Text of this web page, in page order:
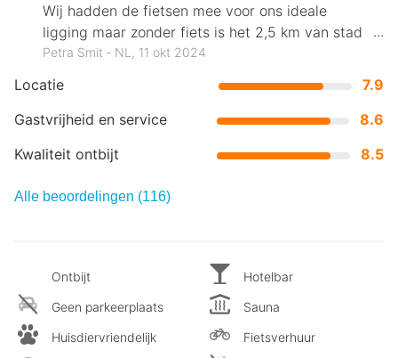
Locatie
7.9
Gastvrijheid en service
8.6
Kwaliteit ontbijt
8.5
Wij hadden de fietsen mee voor ons ideale
ligging maar zonder fiets is het 2,5 km van stad
Trier af .
Petra Smit ‐ NL, 11 okt 2024
Alle beoordelingen (116)
Ontbijt
Geen parkeerplaats
Huisdiervriendelijk
Hotelbar
Sauna
Fietsverhuur